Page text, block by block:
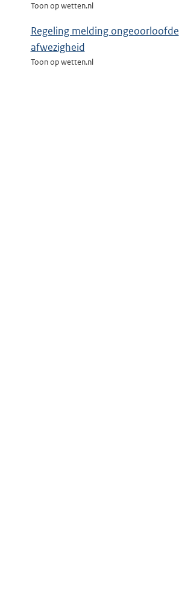
Toon op wetten.nl
Regeling melding ongeoorloofde
afwezigheid
Toon op wetten.nl